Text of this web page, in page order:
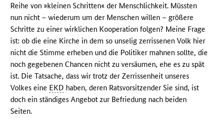
Reihe von »kleinen Schritten« der Menschlichkeit. Müssten
nun nicht – wiederum um der Menschen willen – größere
Schritte zu einer wirklichen Kooperation folgen? Meine Frage
ist: ob die eine Kirche in dem so unselig zerrissenen Volk hier
nicht die Stimme erheben und die Politiker mahnen sollte, die
noch gegebenen Chancen nicht zu versäumen, ehe es zu spät
ist. Die Tatsache, dass wir trotz der Zerrissenheit unseres
Volkes eine EKD haben, deren Ratsvorsitzender Sie sind, ist
doch ein ständiges Angebot zur Befriedung nach beiden
Seiten.